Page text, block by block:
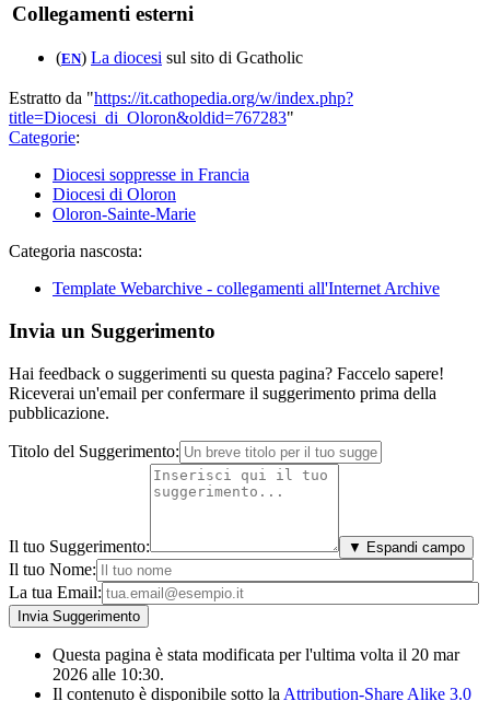
Collegamenti esterni
(EN) La diocesi sul sito di Gcatholic
Estratto da "https://it.cathopedia.org/w/index.php?
title=Diocesi_di_Oloron&oldid=767283"
Categorie:
Diocesi soppresse in Francia
Diocesi di Oloron
Oloron-Sainte-Marie
Categoria nascosta:
Template Webarchive - collegamenti all'Internet Archive
Invia un Suggerimento
Hai feedback o suggerimenti su questa pagina? Faccelo sapere!
Riceverai un'email per confermare il suggerimento prima della
pubblicazione.
Titolo del Suggerimento:
Il tuo Suggerimento: ▼ Espandi campo
Il tuo Nome:
La tua Email:
Questa pagina è stata modificata per l'ultima volta il 20 mar
2026 alle 10:30.
Il contenuto è disponibile sotto la Attribution-Share Alike 3.0